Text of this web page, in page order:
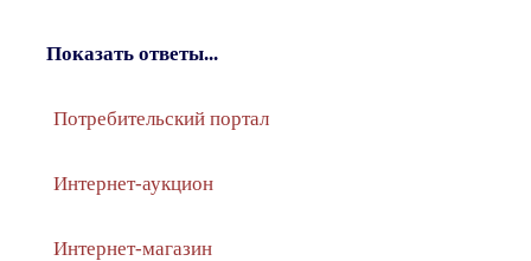
Показать ответы...
Потребительский портал
Интернет-аукцион
Интернет-магазин